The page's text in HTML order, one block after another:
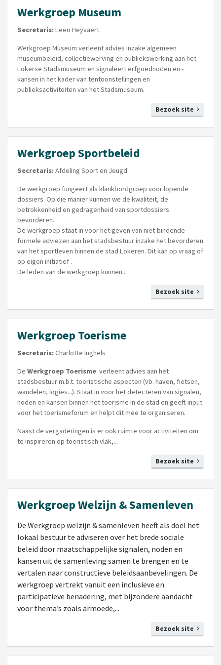
Werkgroep Museum
Secretaris: Leen Heyvaert
Werkgroep Museum verleent advies inzake algemeen
museumbeleid, collectiewerving en publiekswerking aan het
Lokerse Stadsmuseum en signaleert erfgoednoden en -
kansen in het kader van tentoonstellingen en
publieksactiviteiten van het Stadsmuseum.
Bezoek site
Werkgroep Sportbeleid
Secretaris: Afdeling Sport en Jeugd
De werkgroep fungeert als klankbordgroep voor lopende
dossiers. Op die manier kunnen we de kwaliteit, de
betrokkenheid en gedragenheid van sportdossiers
bevorderen.
De werkgroep staat in voor het geven van niet-bindende
formele adviezen aan het stadsbestuur inzake het bevorderen
van het sportleven binnen de stad Lokeren. Dit kan op vraag of
op eigen initiatief .
De leden van de werkgroep kunnen...
Bezoek site
Werkgroep Toerisme
Secretaris: Charlotte Inghels
De Werkgroep Toerisme verleent advies aan het
stadsbestuur m.b.t. toeristische aspecten (vb. haven, fietsen,
wandelen, logies...). Staat in voor het detecteren van signalen,
noden en kansen binnen het toerisme in de stad en geeft input
voor het toerismeforum en helpt dit mee te organiseren.
Naast de vergaderingen is er ook ruimte voor activiteiten om
te inspireren op toeristisch vlak,...
Bezoek site
Werkgroep Welzijn & Samenleven
De Werkgroep welzijn & samenleven heeft als doel het
lokaal bestuur te adviseren over het brede sociale
beleid door maatschappelijke signalen, noden en
kansen uit de samenleving samen te brengen en te
vertalen naarconstructieve beleidsaanbevelingen. De
werkgroep vertrekt vanuit een inclusieve en
participatieve benadering, met bijzondere aandacht
voor thema’s zoals armoede,...
Bezoek site